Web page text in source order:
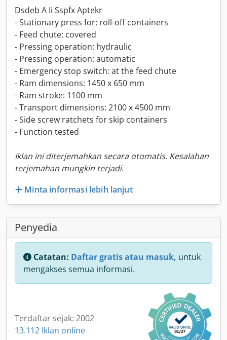
Dsdeb A Ii Sspfx Aptekr
- Stationary press for: roll-off containers
- Feed chute: covered
- Pressing operation: hydraulic
- Pressing operation: automatic
- Emergency stop switch: at the feed chute
- Ram dimensions: 1450 x 650 mm
- Ram stroke: 1100 mm
- Transport dimensions: 2100 x 4500 mm
- Side screw ratchets for skip containers
- Function tested
Iklan ini diterjemahkan secara otomatis. Kesalahan
terjemahan mungkin terjadi.
Minta informasi lebih lanjut
Penyedia
Catatan: Daftar gratis atau masuk, untuk
mengakses semua informasi.
Terdaftar sejak: 2002
13.112 Iklan online